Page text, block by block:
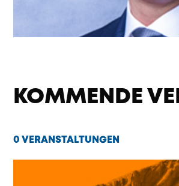
KOMMENDE
0 VERANSTALTUNGEN